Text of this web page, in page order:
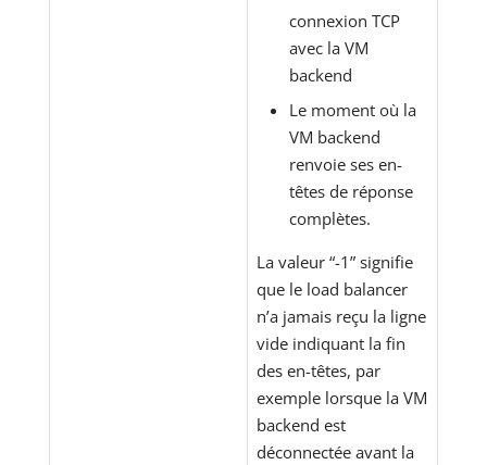
connexion TCP
avec la VM
backend
Le moment où la
VM backend
renvoie ses en-
têtes de réponse
complètes.
La valeur “-1” signifie
que le load balancer
n’a jamais reçu la ligne
vide indiquant la fin
des en-têtes, par
exemple lorsque la VM
backend est
déconnectée avant la